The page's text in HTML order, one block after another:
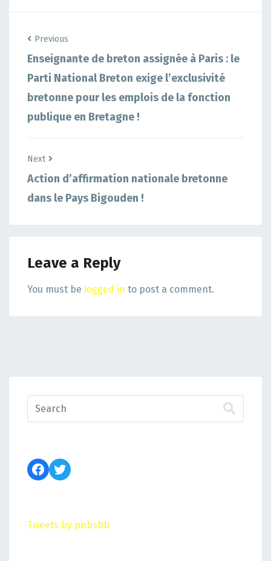
Previous
Enseignante de breton assignée à Paris : le
Parti National Breton exige l’exclusivité
bretonne pour les emplois de la fonction
publique en Bretagne !
Next
Action d’affirmation nationale bretonne
dans le Pays Bigouden !
Leave a Reply
You must be logged in to post a comment.
Tweets by pnbsbb